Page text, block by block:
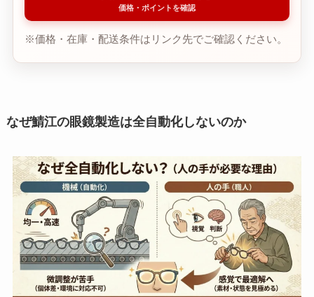
価格・ポイントを確認
※価格・在庫・配送条件はリンク先でご確認ください。
なぜ鯖江の眼鏡製造は全自動化しないのか